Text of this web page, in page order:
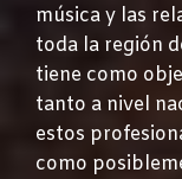
música y las
toda la región
tiene como
tanto a nivel
estos
como